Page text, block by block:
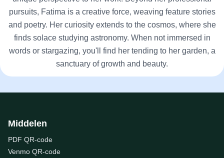
pursuits, Fatima is a creative force, weaving feature stories
and poetry. Her curiosity extends to the cosmos, where she
finds solace studying astronomy. When not immersed in
words or stargazing, you'll find her tending to her garden, a
sanctuary of growth and beauty.
Middelen
PDF QR-code
Venmo QR-code